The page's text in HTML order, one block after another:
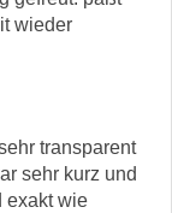
wieder
transparent
sehr kurz und
exakt wie